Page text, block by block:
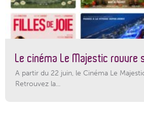
Le cinéma Le Majestic rouvre
A partir du 22 juin, le Cinéma Le
Retrouvez la...